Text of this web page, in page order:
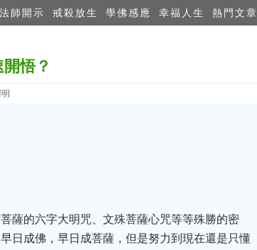
法師開示 戒殺放生 學佛感應 幸福人生 熱門文章
悟？
薩的六字大明咒、文殊菩薩心咒等等殊勝的密
日成佛，早日成菩薩，但是努力到現在還是只懂